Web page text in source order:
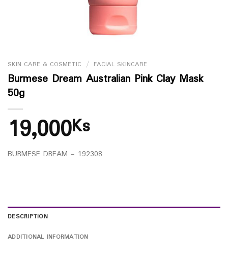
SKIN CARE & COSMETIC / FACIAL SKINCARE
Burmese Dream Australian Pink Clay Mask
50g
19,000Ks
BURMESE DREAM – 192308
DESCRIPTION
ADDITIONAL INFORMATION